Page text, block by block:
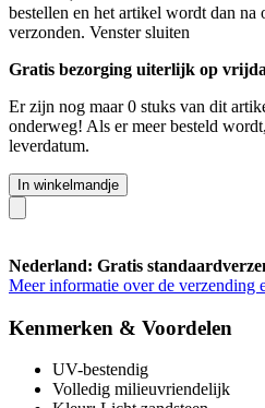
bestellen en het artikel wordt dan na
verzonden. Venster sluiten
Gratis bezorging uiterlijk op
Er zijn nog maar 0 stuks van dit
onderweg! Als er meer besteld
leverdatum.
In winkelmandje
Nederland: Gratis
Meer informatie over de verzending
Kenmerken & Voordelen
UV-bestendig
Volledig milieuvriendelijk